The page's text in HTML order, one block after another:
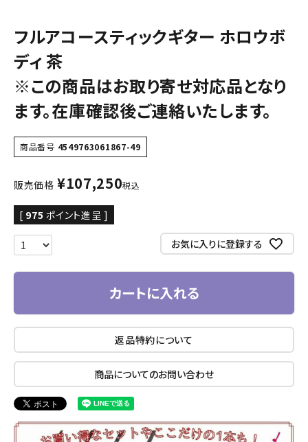
フルアコースティックギター ホロウボ
ディ 茶
※この商品はお取り寄せ対応品となり
ます。在庫確認後ご連絡いたします。
商品番号 4549763061867-49
販売価格 ¥107,250税込
[ 975 ポイント進呈 ]
お気に入りに登録する
カートに入れる
返品特約について
商品についてのお問い合わせ